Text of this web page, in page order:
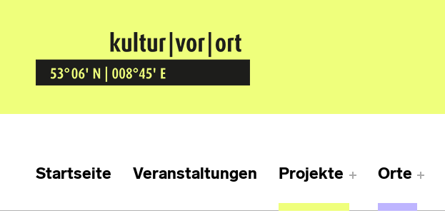
Kultur Vor Ort
BREMEN GRÖPELINGEN
Startseite Veranstaltungen Projekte Orte